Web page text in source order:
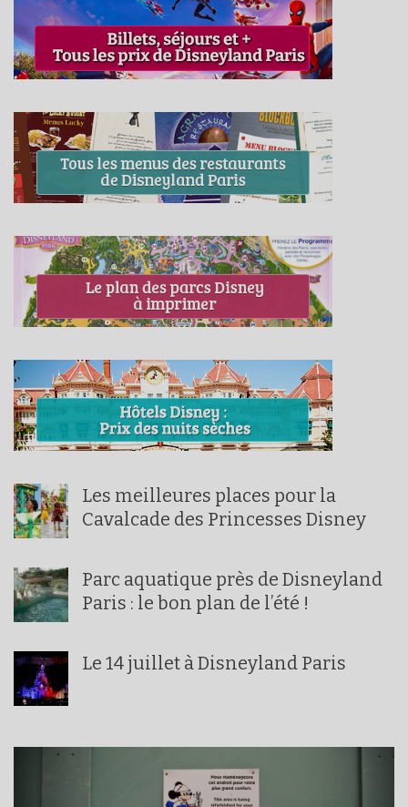
Les meilleures places pour la
Cavalcade des Princesses Disney
Parc aquatique près de Disneyland
Paris : le bon plan de l’été !
Le 14 juillet à Disneyland Paris